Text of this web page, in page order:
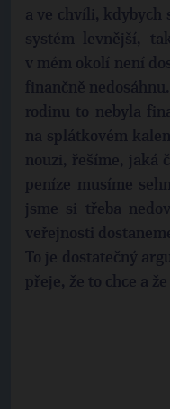
a ve chvíli, kdybych
systém levnější,
v mém okolí není
finančně
rodinu to nebyla
na splátkovém
nouzi, řešíme, jaká
peníze musíme
jsme si třeba
veřejnosti
To je dostatečný
přeje, že to chce a